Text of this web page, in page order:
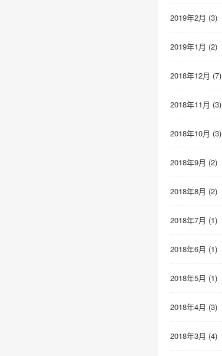
2019年2月 (3)
2019年1月 (2)
2018年12月 (7)
2018年11月 (3)
2018年10月 (3)
2018年9月 (2)
2018年8月 (2)
2018年7月 (1)
2018年6月 (1)
2018年5月 (1)
2018年4月 (3)
2018年3月 (4)